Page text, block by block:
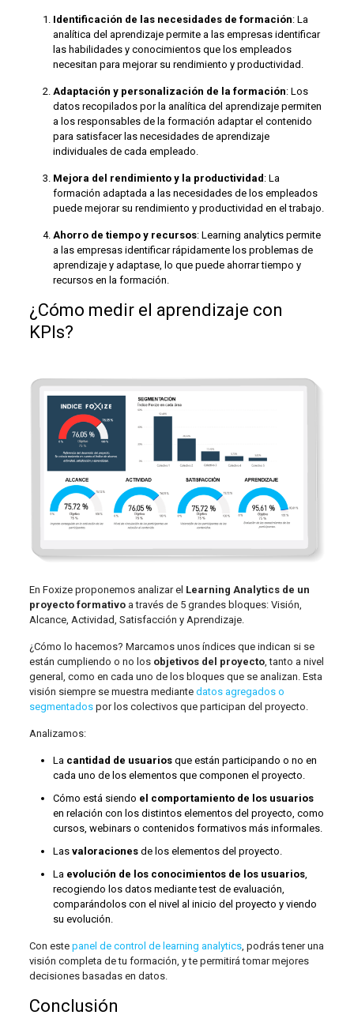
Identificación de las necesidades de formación: La
analítica del aprendizaje permite a las empresas identificar
las habilidades y conocimientos que los empleados
necesitan para mejorar su rendimiento y productividad.
Adaptación y personalización de la formación: Los
datos recopilados por la analítica del aprendizaje permiten
a los responsables de la formación adaptar el contenido
para satisfacer las necesidades de aprendizaje
individuales de cada empleado.
Mejora del rendimiento y la productividad : La
formación adaptada a las necesidades de los empleados
puede mejorar su rendimiento y productividad en el trabajo.
Ahorro de tiempo y recursos: Learning analytics permite
a las empresas identificar rápidamente los problemas de
aprendizaje y adaptase, lo que puede ahorrar tiempo y
recursos en la formación.
¿Cómo medir el aprendizaje con
KPIs?
En Foxize proponemos analizar el Learning Analytics de un
proyecto formativoa través de 5 grandes bloques: Visión,
Alcance, Actividad, Satisfacción y Aprendizaje.
¿Cómo lo hacemos? Marcamos unos índices que indican si se
están cumpliendo o no los objetivos del proyecto, tanto a nivel
general, como en cada uno de los bloques que se analizan. Esta
visión siempre se muestra mediante datos agregados o
segmentadospor los colectivos que participan del proyecto.
Analizamos:
La cantidad de usuariosque están participando o no en
cada uno de los elementos que componen el proyecto.
Cómo está siendo el comportamiento de los usuarios
en relación con los distintos elementos del proyecto, como
cursos, webinars o contenidos formativos más informales.
Lasvaloracionesde los elementos del proyecto.
La evolución de los conocimientos de los usuarios,
recogiendo los datos mediante test de evaluación,
comparándolos con el nivel al inicio del proyecto y viendo
su evolución.
Con este panel de control de learning analytics, podrás tener una
visión completa de tu formación, y te permitirá tomar mejores
decisiones basadas en datos.
Conclusión